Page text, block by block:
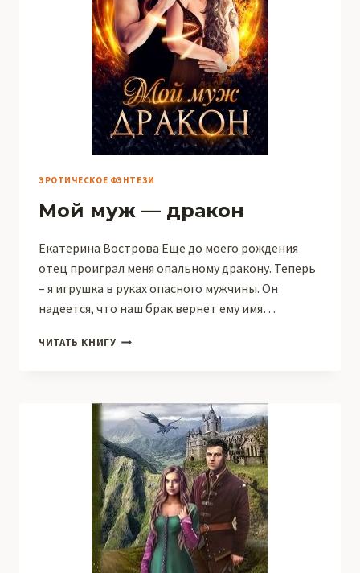
ЭРОТИЧЕСКОЕ ФЭНТЕЗИ
Мой муж — дракон
Екатерина Вострова Еще до моего рождения
отец проиграл меня опальному дракону. Теперь
– я игрушка в руках опасного мужчины. Он
надеется, что наш брак вернет ему имя…
ЧИТАТЬ КНИГУ МОЙ